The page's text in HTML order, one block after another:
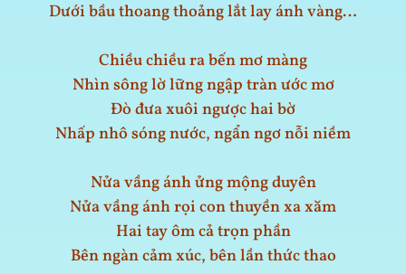
Dưới bầu thoang thoảng lắt lay ánh vàng…
Chiều chiều ra bến mơ màng
Nhìn sông lờ lững ngập tràn ước mơ
Đò đưa xuôi ngược hai bờ
Nhấp nhô sóng nước, ngẩn ngơ nỗi niềm
Nửa vầng ánh ửng mộng duyên
Nửa vầng ánh rọi con thuyền xa xăm
Hai tay ôm cả trọn phần
Bên ngàn cảm xúc, bên lần thức thao